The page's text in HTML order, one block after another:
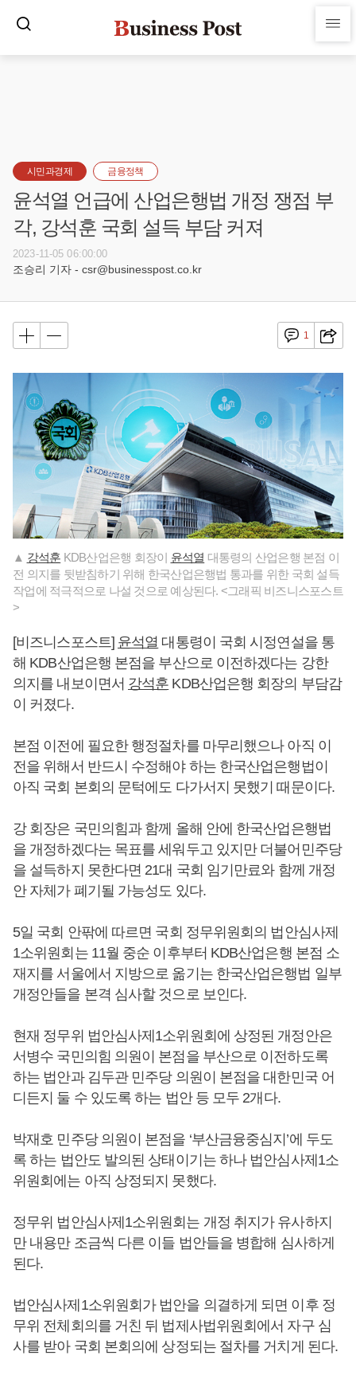
시민과경제 금융정책
윤석열 언급에 산업은행법 개정 쟁점 부
각, 강석훈 국회 설득 부담 커져
2023-11-05 06:00:00
조승리 기자 - csr@businesspost.co.kr
1
▲ 강석훈 KDB산업은행 회장이 윤석열 대통령의 산업은행 본점 이
전 의지를 뒷받침하기 위해 한국산업은행법 통과를 위한 국회 설득
작업에 적극적으로 나설 것으로 예상된다. <그래픽 비즈니스포스트
>
[비즈니스포스트] 윤석열 대통령이 국회 시정연설을 통
해 KDB산업은행 본점을 부산으로 이전하겠다는 강한
의지를 내보이면서 강석훈 KDB산업은행 회장의 부담감
이 커졌다.
본점 이전에 필요한 행정절차를 마무리했으나 아직 이
전을 위해서 반드시 수정해야 하는 한국산업은행법이
아직 국회 본회의 문턱에도 다가서지 못했기 때문이다.
강 회장은 국민의힘과 함께 올해 안에 한국산업은행법
을 개정하겠다는 목표를 세워두고 있지만 더불어민주당
을 설득하지 못한다면 21대 국회 임기만료와 함께 개정
안 자체가 폐기될 가능성도 있다.
5일 국회 안팎에 따르면 국회 정무위원회의 법안심사제
1소위원회는 11월 중순 이후부터 KDB산업은행 본점 소
재지를 서울에서 지방으로 옮기는 한국산업은행법 일부
개정안들을 본격 심사할 것으로 보인다.
현재 정무위 법안심사제1소위원회에 상정된 개정안은
서병수 국민의힘 의원이 본점을 부산으로 이전하도록
하는 법안과 김두관 민주당 의원이 본점을 대한민국 어
디든지 둘 수 있도록 하는 법안 등 모두 2개다.
박재호 민주당 의원이 본점을 ‘부산금융중심지’에 두도
록 하는 법안도 발의된 상태이기는 하나 법안심사제1소
위원회에는 아직 상정되지 못했다.
정무위 법안심사제1소위원회는 개정 취지가 유사하지
만 내용만 조금씩 다른 이들 법안들을 병합해 심사하게
된다.
법안심사제1소위원회가 법안을 의결하게 되면 이후 정
무위 전체회의를 거친 뒤 법제사법위원회에서 자구 심
사를 받아 국회 본회의에 상정되는 절차를 거치게 된다.